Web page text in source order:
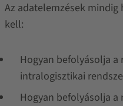
Az adatelemzések
kell:
Hogyan befolyásolja
intralogisztikai
Hogyan befolyásolja a